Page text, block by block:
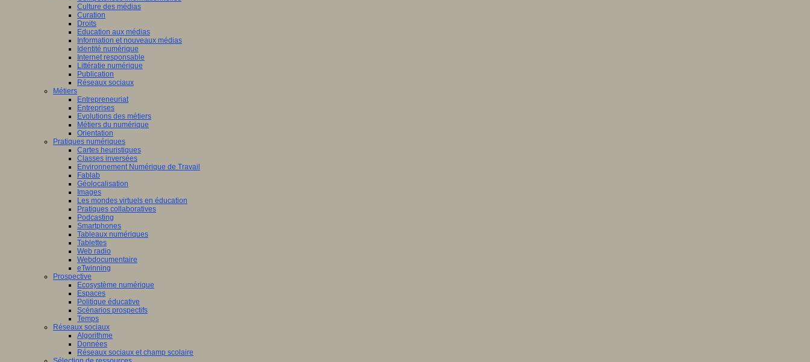
Culture des médias
Curation
Droits
Education aux médias
Information et nouveaux médias
Identité numérique
Internet responsable
Littératie numérique
Publication
Réseaux sociaux
Métiers
Entrepreneuriat
Entreprises
Evolutions des métiers
Métiers du numérique
Orientation
Pratiques numériques
Cartes heuristiques
Classes inversées
Environnement Numérique de Travail
Fablab
Géolocalisation
Images
Les mondes virtuels en éducation
Pratiques collaboratives
Podcasting
Smartphones
Tableaux numériques
Tablettes
Web radio
Webdocumentaire
eTwinning
Prospective
Ecosystème numérique
Espaces
Politique éducative
Scénarios prospectifs
Temps
Réseaux sociaux
Algorithme
Données
Réseaux sociaux et champ scolaire